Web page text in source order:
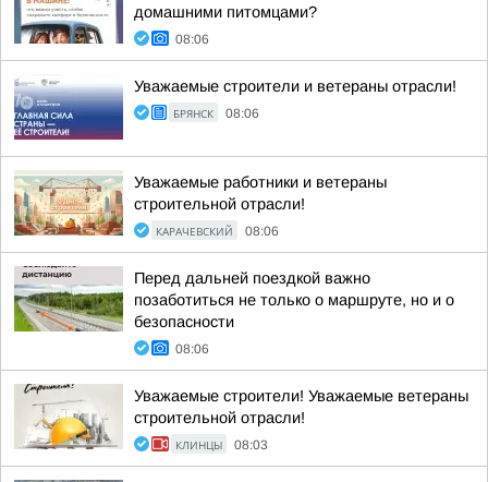
домашними питомцами?
08:06
Уважаемые строители и ветераны отрасли!
БРЯНСК 08:06
Уважаемые работники и ветераны
строительной отрасли!
КАРАЧЕВСКИЙ 08:06
Перед дальней поездкой важно
позаботиться не только о маршруте, но и о
безопасности
08:06
Уважаемые строители! Уважаемые ветераны
строительной отрасли!
КЛИНЦЫ 08:03